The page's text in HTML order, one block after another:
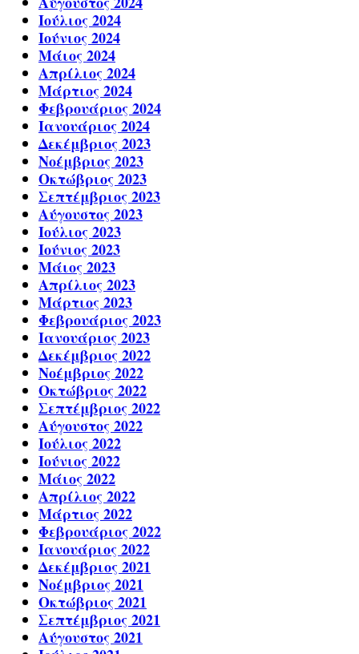
Ιούλιος 2024
Ιούνιος 2024
Μάιος 2024
Απρίλιος 2024
Μάρτιος 2024
Φεβρουάριος 2024
Ιανουάριος 2024
Δεκέμβριος 2023
Νοέμβριος 2023
Οκτώβριος 2023
Σεπτέμβριος 2023
Αύγουστος 2023
Ιούλιος 2023
Ιούνιος 2023
Μάιος 2023
Απρίλιος 2023
Μάρτιος 2023
Φεβρουάριος 2023
Ιανουάριος 2023
Δεκέμβριος 2022
Νοέμβριος 2022
Οκτώβριος 2022
Σεπτέμβριος 2022
Αύγουστος 2022
Ιούλιος 2022
Ιούνιος 2022
Μάιος 2022
Απρίλιος 2022
Μάρτιος 2022
Φεβρουάριος 2022
Ιανουάριος 2022
Δεκέμβριος 2021
Νοέμβριος 2021
Οκτώβριος 2021
Σεπτέμβριος 2021
Αύγουστος 2021